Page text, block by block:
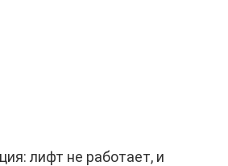
лифт не работает, и